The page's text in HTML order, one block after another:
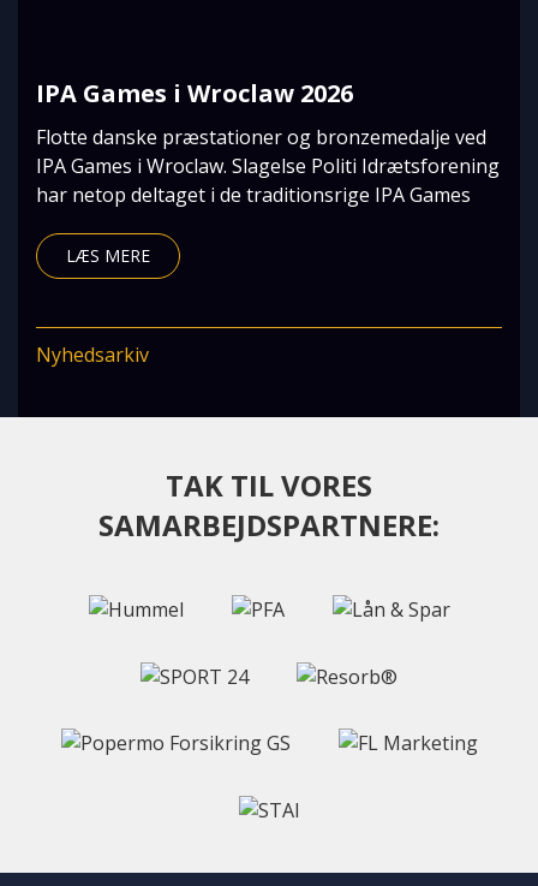
IPA Games i Wroclaw 2026
Flotte danske præstationer og bronzemedalje ved
IPA Games i Wroclaw. Slagelse Politi Idrætsforening
har netop deltaget i de traditionsrige IPA Games
LÆS MERE
Nyhedsarkiv
TAK TIL VORES
SAMARBEJDSPARTNERE: